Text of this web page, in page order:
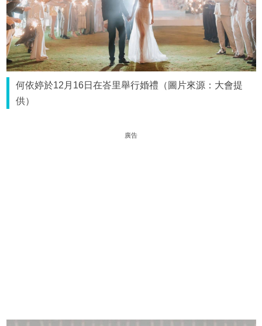
何依婷於12月16日在峇里舉行婚禮（圖片來源：大會提
供）
廣告